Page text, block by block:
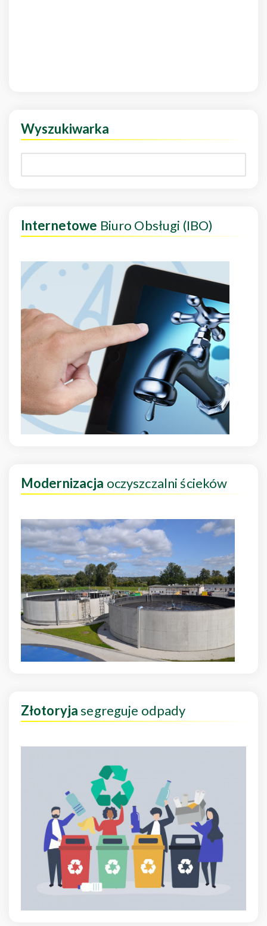
Wyszukiwarka
Internetowe Biuro Obsługi (IBO)
Modernizacja oczyszczalni ścieków
Złotoryjasegreguje odpady